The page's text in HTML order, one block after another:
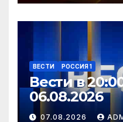
ВЕСТИ РОССИЯ 1
Вести в
06.08.2026
07.08.2026